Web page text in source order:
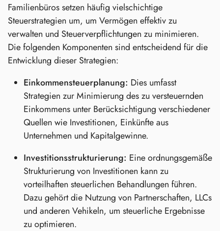
Familienbüros setzen häufig vielschichtige
Steuerstrategien um, um Vermögen effektiv zu
verwalten und Steuerverpflichtungen zu minimieren.
Die folgenden Komponenten sind entscheidend für die
Entwicklung dieser Strategien:
Einkommensteuerplanung: Dies umfasst
Strategien zur Minimierung des zu versteuernden
Einkommens unter Berücksichtigung verschiedener
Quellen wie Investitionen, Einkünfte aus
Unternehmen und Kapitalgewinne.
Investitionsstrukturierung: Eine ordnungsgemäße
Strukturierung von Investitionen kann zu
vorteilhaften steuerlichen Behandlungen führen.
Dazu gehört die Nutzung von Partnerschaften, LLCs
und anderen Vehikeln, um steuerliche Ergebnisse
zu optimieren.